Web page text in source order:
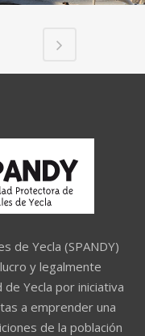
de Yecla (SPANDY)
y legalmente
de Yecla por iniciativa
a emprender una
de la población